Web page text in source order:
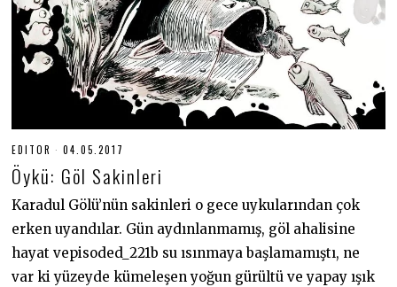
EDITOR 04.05.2017
.
6
2
2
0
Öykü: Göl Sakinleri
Karadul Gölü’nün sakinleri o gece uykularından çok
erken uyandılar. Gün aydınlanmamış, göl ahalisine
hayat vepisoded_221b su ısınmaya başlamamıştı, ne
var ki yüzeyde kümeleşen yoğun gürültü ve yapay ışık